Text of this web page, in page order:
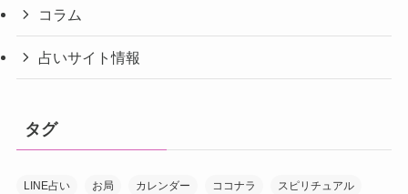
コラム
占いサイト情報
タグ
LINE占い お局 カレンダー ココナラ スピリチュアル